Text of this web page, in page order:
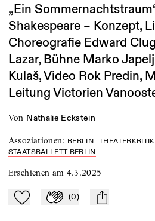
„Ein
Shakespeare – Konzept,
Choreografie Edward
Lazar, Bühne Marko
Kulaš, Video Rok Predin,
Leitung Victorien
von Nathalie Eckstein
Assoziationen: BERLIN
STAATSBALLETT BERLIN
Erschienen am 4.3.2025
Zu Mein-TdZ hinzufügen
Applaudieren
(0) mail